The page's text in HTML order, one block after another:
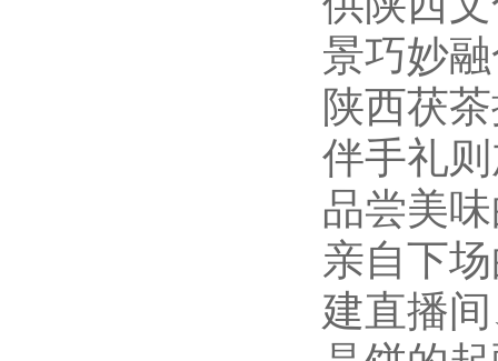
景巧妙
陕西茯
伴手礼
品尝美
亲自下
建直播